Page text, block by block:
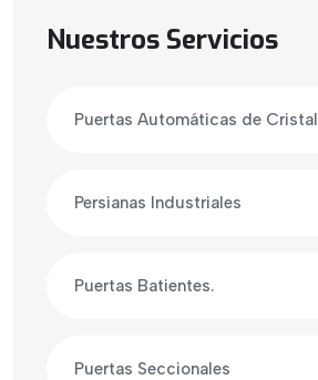
Nuestros Servicios
Puertas Automáticas de Cristal
Persianas Industriales
Puertas Batientes.
Puertas Seccionales